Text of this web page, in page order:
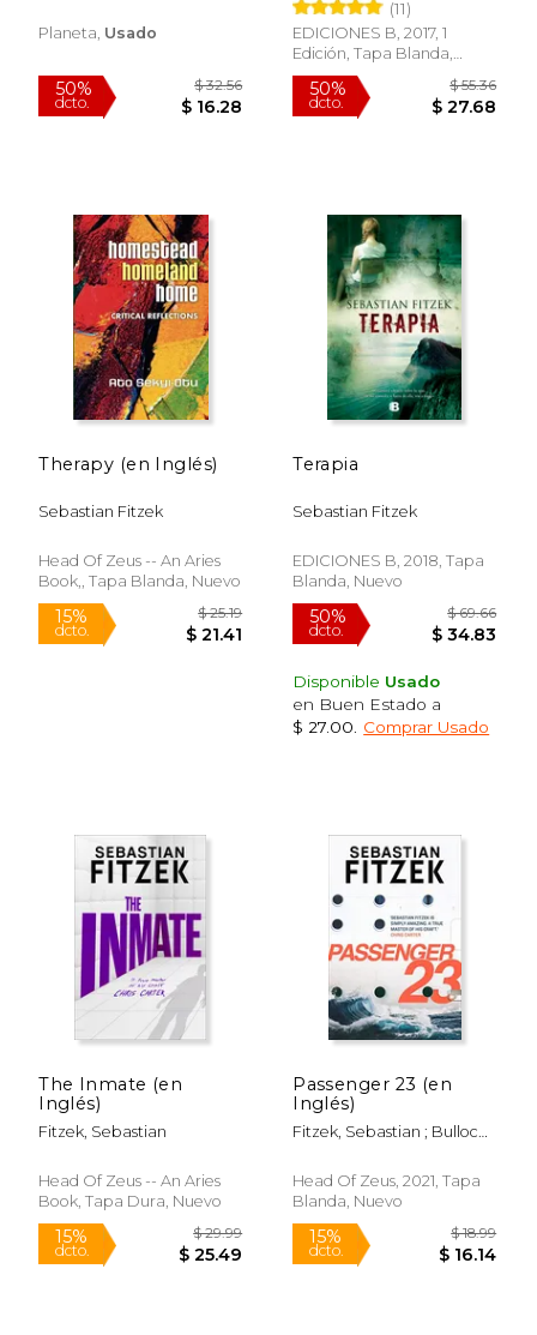
50%
dcto. $ 25.61
15%
dcto.
Planeta, Usado
50%
dcto. $ 16.28
(11)
EDICIONES B, 2017, 1
Edición, Tapa Blanda,
Nuevo
50%
dcto.
Therapy (en Inglés)
Sebastian Fitzek
Head Of Zeus -- An Aries
Book,, Tapa Blanda, Nuevo
Terapia
Sebastian Fitzek
EDICIONES B, 2018, Tapa
Blanda, Nuevo
Disponible Usado
en Buen Estado a
$ 27.00
Comprar Usado
The Inmate (en
Inglés)
Fitzek, Sebastian
Head Of Zeus -- An Aries
Book, Tapa Dura, Nuevo
Passenger 23 (en
Inglés)
Fitzek, Sebastian ; Bulloch,
Head Of Zeus, 2021, Tapa
Blanda, Nuevo